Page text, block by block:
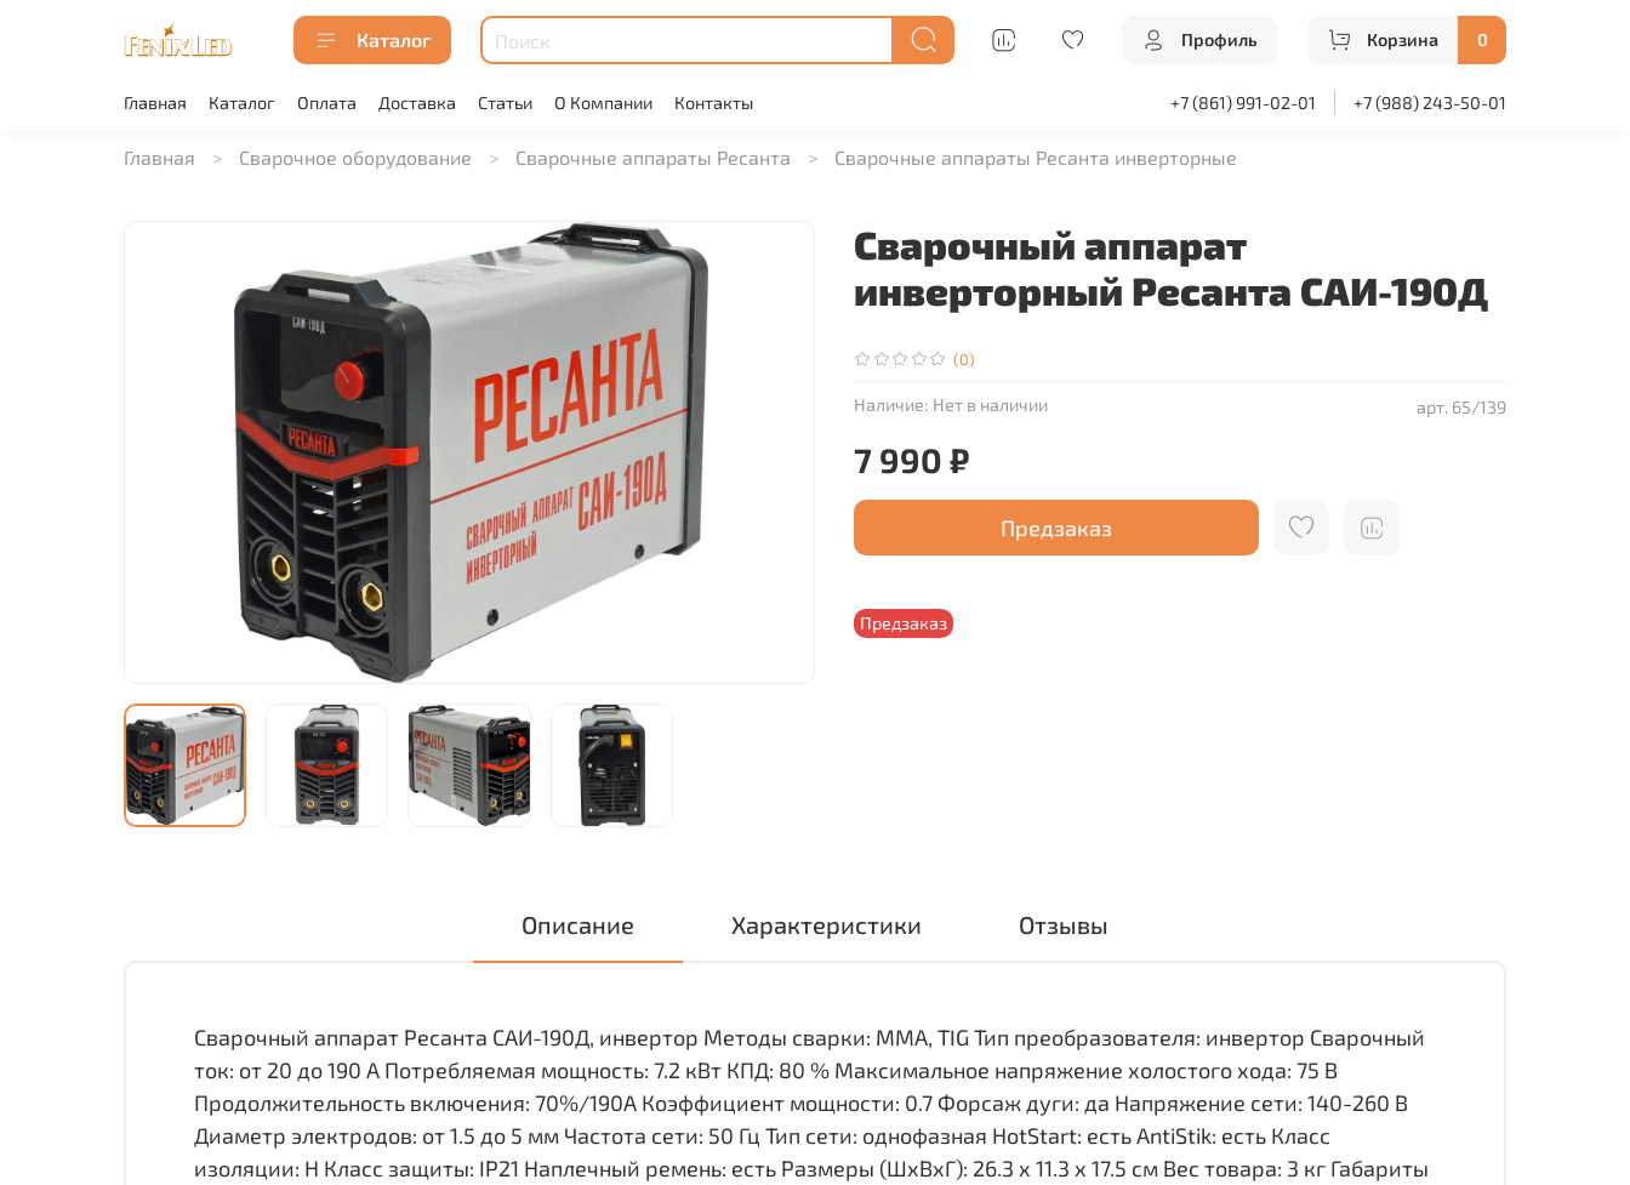
Каталог Профиль Корзина 0
Главная Каталог Оплата Доставка Статьи О Компании Контакты +7 (861) 991-02-01 +7 (988) 243-50-01
Главная Сварочное оборудование Сварочные аппараты Ресанта Сварочные аппараты Ресанта инверторные
(0)
арт. 65/139
Наличие: Нет в наличии
Предзаказ
Сварочный аппарат
инверторный Ресанта САИ-190Д
7 990 ₽
Предзаказ
Описание Характеристики Отзывы
Сварочный аппарат Ресанта САИ-190Д, инвертор Методы сварки: ММА, TIG Тип преобразователя: инвертор Сварочный
ток: от 20 до 190 А Потребляемая мощность: 7.2 кВт КПД: 80 % Максимальное напряжение холостого хода: 75 В
Продолжительность включения: 70%/190A Коэффициент мощности: 0.7 Форсаж дуги: да Напряжение сети: 140-260 В
Диаметр электродов: от 1.5 до 5 мм Частота сети: 50 Гц Тип сети: однофазная HotStart: есть AntiStik: есть Класс
изоляции: H Класс защиты: IP21 Наплечный ремень: есть Размеры (ШхВхГ): 26.3 х 11.3 х 17.5 см Вес товара: 3 кг Габариты